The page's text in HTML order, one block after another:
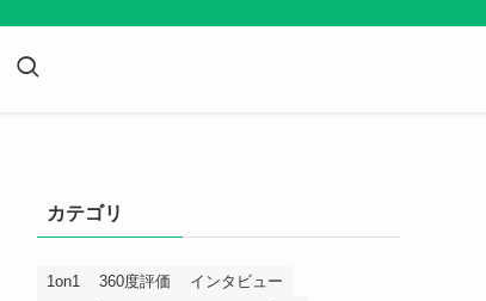
カテゴリ
1on1 360度評価
インタビュー